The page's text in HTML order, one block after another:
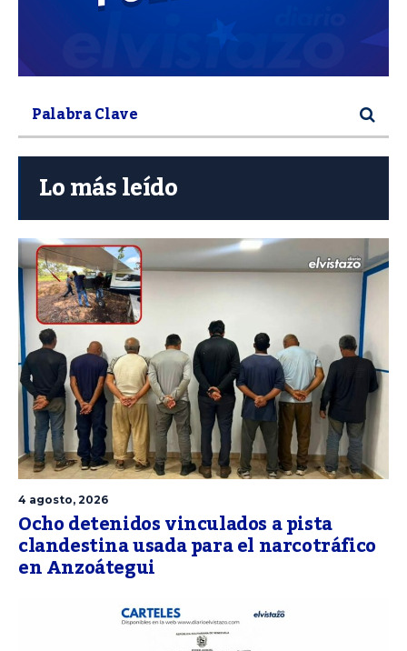
Lo más leído
4 agosto, 2026
Ocho detenidos vinculados a pista
clandestina usada para el narcotráfico
en Anzoátegui